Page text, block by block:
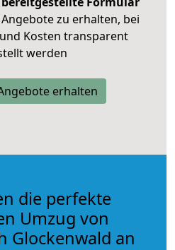
zu erhalten, bei
Kosten transparent
werden
erhalten
die perfekte
Umzug von
Glockenwald an